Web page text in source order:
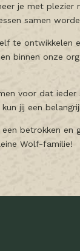
je met plezier
samen
te ontwikkelen
binnen onze
voor dat
jij een
betrokken en
Wolf-familie!